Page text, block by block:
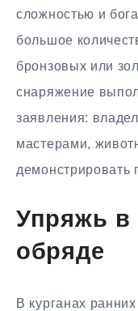
сложностью и
большое
бронзовых или
снаряжение
заявления:
мастерами,
демонстрировать
Упряжь в
обряде
В курганах